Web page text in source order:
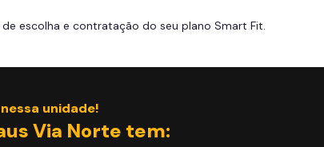
escolha e contratação do seu plano Smart Fit.
unidade!
Via Norte tem: